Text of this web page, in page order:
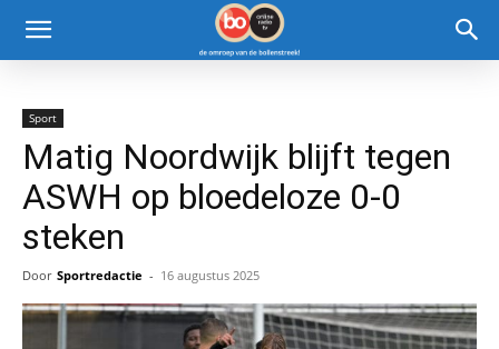
Sport
Matig Noordwijk blijft tegen
ASWH op bloedeloze 0-0
steken
Door Sportredactie - 16 augustus 2025